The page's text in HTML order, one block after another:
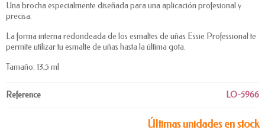
Una brocha especialmente diseñada para una aplicación profesional y
precisa.
La forma interna redondeada de los esmaltes de uñas Essie Professional te
permite utilizar tu esmalte de uñas hasta la última gota.
Tamaño: 13,5 ml
Reference LO-5966
Últimas unidades en stock